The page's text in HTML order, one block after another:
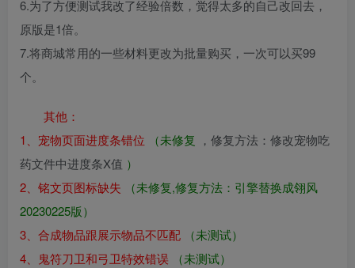
6.为了方便测试我改了经验倍数，觉得太多的自己改回去，
原版是1倍。
7.将商城常用的一些材料更改为批量购买，一次可以买99
个。
其他：
1、宠物页面进度条错位
（未修复
，修复方法：修改宠物吃
药文件中进度条X值 ）
2、铭文页图标缺失
（未修复,修复方法：引擎替换成翎风
20230225版）
3、合成物品跟展示物品不匹配
（未测试）
4、鬼符刀卫和弓卫特效错误
（未测试）